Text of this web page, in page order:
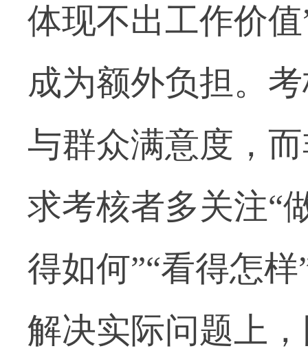
体现不出工作价
成为额外负担。
与群众满意度，
求考核者多关注“
得如何”“看得怎
解决实际问题上